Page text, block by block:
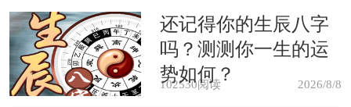
梦见市长愁眉苦脸，则意味着将会
出名，不过不是什么好名声。
梦见自己当上市长，预示你将获得
欢
还记得你的生辰八字
吗？测测你一生的运
势如何？
102530阅读 2026/8/8